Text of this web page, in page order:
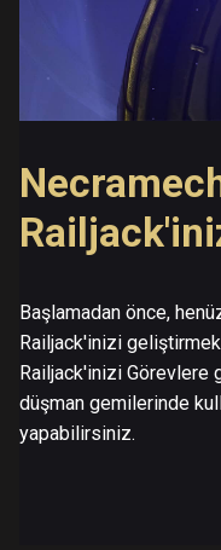
Başlamadan önce,
Railjack'inizi geliştirmek
Railjack'inizi Görevlere
düşman gemilerinde
yapabilirsiniz.